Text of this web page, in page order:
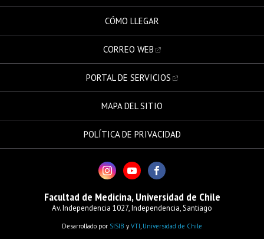
CÓMO LLEGAR
CORREO WEB
PORTAL DE SERVICIOS
MAPA DEL SITIO
POLÍTICA DE PRIVACIDAD
Facultad de Medicina, Universidad de Chile
Av. Independencia 1027, Independencia, Santiago
Desarrollado por SISIB y VTI, Universidad de Chile